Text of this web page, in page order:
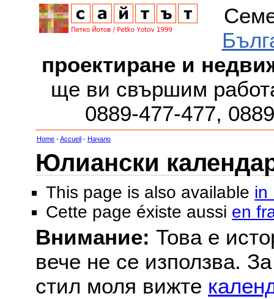
проектиране и
ще ви свършим
0889-477-477,
Home -Accueil - Начало
Юлиански
This page is also available in
Cette page éxiste aussi en
Внимание: Това е
вече не се използва.
стил моля вижте